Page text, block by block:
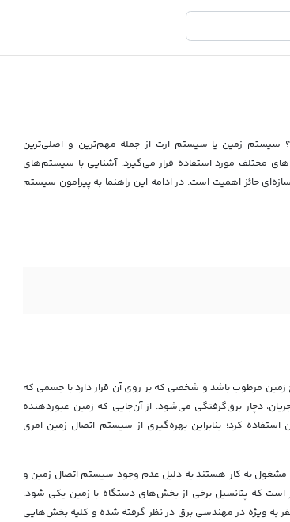
سیستم زمین یا سیستم ارت از جمله مهم‌ترین و اصلی‌ترین
مختلف مورد استفاده قرار می‌گیرد. آشنایی با سیستم‌های
حائز اهمیت است. در ادامه این راهنما به پیرامون سیستم
زمین مرطوب باشد و شخصی که بر روی آن قرار دارد با جسمی که
دچار برق‌گرفتگی می‌شود. از آن‌جایی که زمین عبوردهنده
استفاده کرد؛ بنابراین بهره‌گیری از سیستم اتصال زمین امری
مشغول به کار هستند به دلیل عدم وجود سیستم اتصال زمین و
است که پتانسیل برخی از بخش‌های دستگاه با زمین یکی شود.
به ویژه در مهندسی برق در نظر گرفته شده و کلیه بخش‌هایی